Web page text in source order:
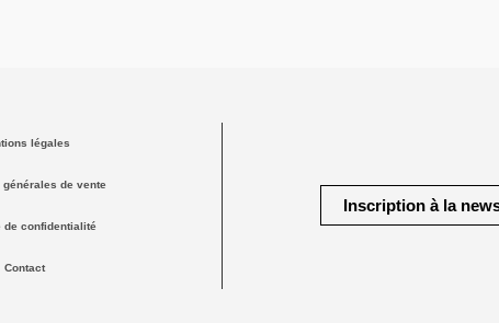
légales
générales de vente
de confidentialité
Contact
Inscription à la